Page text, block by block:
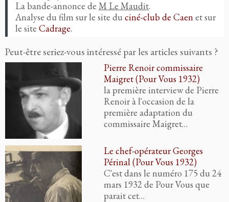
La bande-annonce de M Le Maudit.
Analyse du film sur le site du ciné-club de Caenet sur
le site Cadrage.
Peut-être seriez-vous intéressé par les articles suivants ?
Pierre Renoir commissaire
Maigret (Pour Vous 1932)
la première interview de Pierre
Renoir à l'occasion de la
première adaptation du
commissaire Maigret…
Le chef-opérateur Georges
Périnal (Pour Vous 1932)
C'est dans le numéro 175 du 24
mars 1932 de Pour Vous que
parait cet…